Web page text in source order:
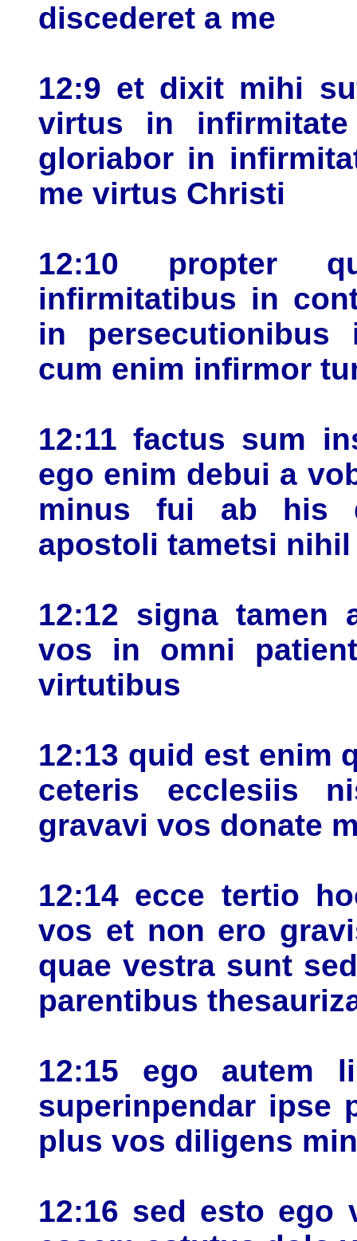
discederet a me
12:9 et dixit mihi
virtus in
gloriabor in
me virtus Christi
12:10 propter
infirmitatibus in
in
cum enim infirmor
12:11 factus sum
ego enim debui a
minus fui ab his
apostoli tametsi
12:12 signa tamen
vos in omni
virtutibus
12:13 quid est enim
ceteris ecclesiis
gravavi vos donate
12:14 ecce tertio
vos et non ero
quae vestra sunt
parentibus
12:15 ego autem
superinpendar ipse
plus vos diligens
12:16 sed esto ego